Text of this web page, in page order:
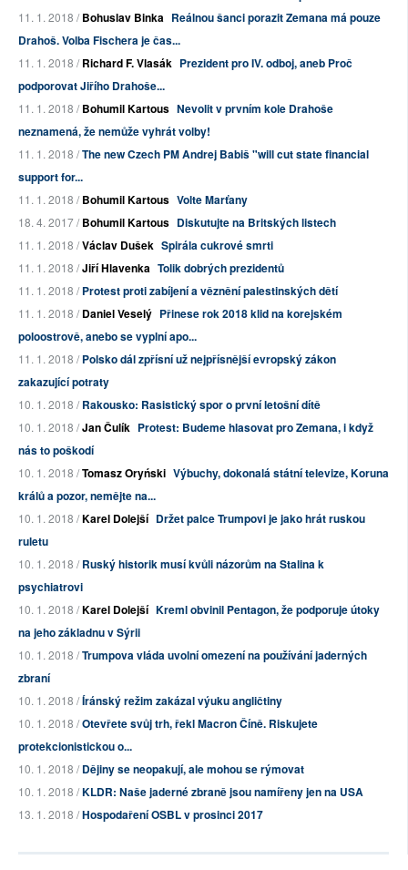
11. 1. 2018 /Bohuslav Binka Reálnou šanci porazit Zemana má pouze
Drahoš. Volba Fischera je čas...
11. 1. 2018 /Richard F. Vlasák Prezident pro IV. odboj, aneb Proč
podporovat Jiřího Drahoše...
11. 1. 2018 /Bohumil Kartous Nevolit v prvním kole Drahoše
neznamená, že nemůže vyhrát volby!
11. 1. 2018 /The new Czech PM Andrej Babiš "will cut state financial
support for...
11. 1. 2018 /Bohumil Kartous Volte Marťany
18. 4. 2017 /Bohumil Kartous Diskutujte na Britských listech
11. 1. 2018 /Václav Dušek Spirála cukrové smrti
11. 1. 2018 /Jiří Hlavenka Tolik dobrých prezidentů
11. 1. 2018 /Protest proti zabíjení a věznění palestinských dětí
11. 1. 2018 /Daniel Veselý Přinese rok 2018 klid na korejském
poloostrově, anebo se vyplní apo...
11. 1. 2018 /Polsko dál zpřísní už nejpřísnější evropský zákon
zakazující potraty
10. 1. 2018 /Rakousko: Rasistický spor o první letošní dítě
10. 1. 2018 /Jan Čulík Protest: Budeme hlasovat pro Zemana, i když
nás to poškodí
10. 1. 2018 /Tomasz Oryński Výbuchy, dokonalá státní televize, Koruna
králů a pozor, nemějte na...
10. 1. 2018 /Karel Dolejší Držet palce Trumpovi je jako hrát ruskou
ruletu
10. 1. 2018 /Ruský historik musí kvůli názorům na Stalina k
psychiatrovi
10. 1. 2018 /Karel Dolejší Kreml obvinil Pentagon, že podporuje útoky
na jeho základnu v Sýrii
10. 1. 2018 /Trumpova vláda uvolní omezení na používání jaderných
zbraní
10. 1. 2018 /Íránský režim zakázal výuku angličtiny
10. 1. 2018 /Otevřete svůj trh, řekl Macron Číně. Riskujete
protekcionistickou o...
10. 1. 2018 /Dějiny se neopakují, ale mohou se rýmovat
10. 1. 2018 /KLDR: Naše jaderné zbraně jsou namířeny jen na USA
13. 1. 2018 /Hospodaření OSBL v prosinci 2017